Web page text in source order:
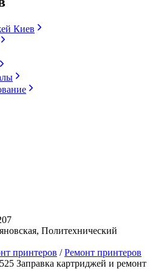
Киев
Политехнический
принтеров /Ремонт принтеров
Заправка картриджей и ремонт